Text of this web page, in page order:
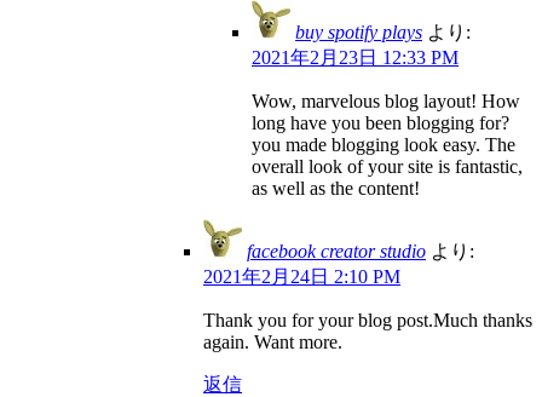
buy spotify plays より:
2021年2月23日 12:33 PM
Wow, marvelous blog layout! How
long have you been blogging for?
you made blogging look easy. The
overall look of your site is fantastic,
as well as the content!
facebook creator studio より:
2021年2月24日 2:10 PM
Thank you for your blog post.Much thanks
again. Want more.
返信